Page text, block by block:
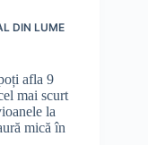
DIN LUME
afla 9
mai scurt
la
mică în